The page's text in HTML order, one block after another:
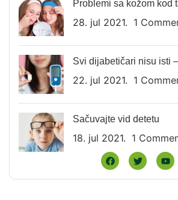
Problemi sa kožom kod
28. jul 2021. 1
Svi dijabetičari nisu isti
22. jul 2021. 1
Sačuvajte vid detetu
18. jul 2021. 1